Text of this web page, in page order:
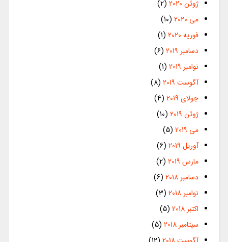
ژوئن 2020
(2)
می 2020
(10)
فوریه 2020
(1)
دسامبر 2019
(6)
نوامبر 2019
(1)
آگوست 2019
(8)
جولای 2019
(4)
ژوئن 2019
(10)
می 2019
(5)
آوریل 2019
(6)
مارس 2019
(2)
دسامبر 2018
(6)
نوامبر 2018
(3)
اکتبر 2018
(5)
سپتامبر 2018
(5)